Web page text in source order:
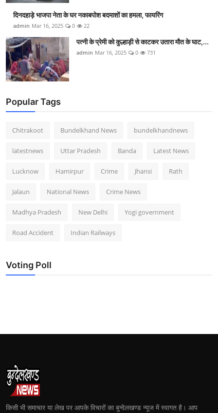
दिनदहाड़े भाजपा नेता के घर नकाबपोश बदमाशों का हमला, फायरिंग
admin Mar 16, 2025 0 22
पत्नी के प्रेमी को कुल्हाड़ी से काटकर उतारा मौत के घाट,...
admin Mar 16, 2025 0 731
Popular Tags
Chitrakoot Bundelkhand News bundelkhandnews
latestnews Uttar Pradesh Banda Latest News
Lucknow Hamirpur Crime Jhansi Rath
Jalaun National News Crime News
Madhya Pradesh New Delhi Yogi government
Road Accident Indian Railways
Voting Poll
किसी भी समाचार या लेख पर आपके विचारों का बुन्देलखण्ड न्यूज में स्वागत है। आप